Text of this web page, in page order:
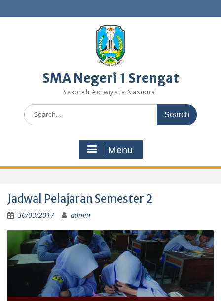
to
SMA Negeri 1 Srengat
Sekolah Adiwiyata Nasional
Search
for:
Menu
Jadwal Pelajaran Semester 2
30/03/2017 admin